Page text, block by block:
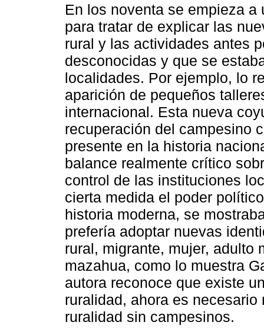
En los noventa se empieza
para tratar de explicar las
rural y las actividades antes
desconocidas y que se
localidades. Por ejemplo, lo
aparición de pequeños
internacional. Esta nueva
recuperación del campesino
presente en la historia
balance realmente crítico
control de las instituciones
cierta medida el poder
historia moderna, se
prefería adoptar nuevas
rural, migrante, mujer, adulto
mazahua, como lo muestra
autora reconoce que existe
ruralidad, ahora es
ruralidad sin campesinos.